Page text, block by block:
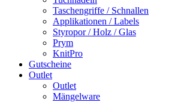
Taschengriffe / Schnallen
Applikationen / Labels
Styropor / Holz / Glas
Prym
KnitPro
Gutscheine
Outlet
Outlet
Mängelware